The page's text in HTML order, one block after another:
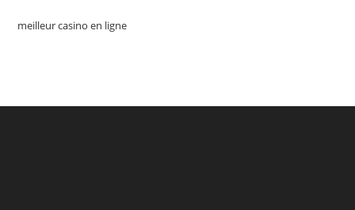
meilleur casino en ligne